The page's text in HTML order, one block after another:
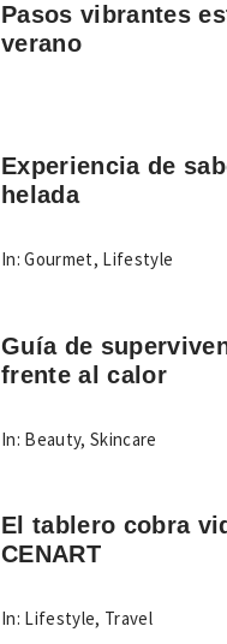
Pasos vibrantes
verano
Experiencia de
helada
In: Gourmet, Lifestyle
Guía de
frente al calor
In: Beauty,Skincare
El tablero cobra
CENART
In: Lifestyle, Travel